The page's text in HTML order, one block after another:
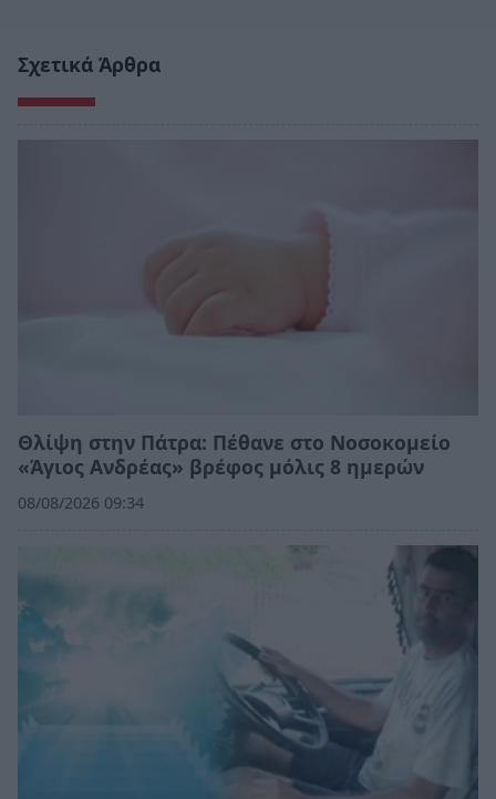
Σχετικά Άρθρα
Θλίψη στην Πάτρα: Πέθανε στο Νοσοκομείο
«Άγιος Ανδρέας» βρέφος μόλις 8 ημερών
08/08/2026 09:34